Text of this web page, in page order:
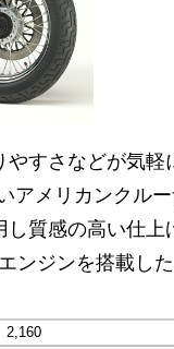
すさなどが気軽
アメリカンクル
質感の高い仕上
ンジンを搭載した
2,160